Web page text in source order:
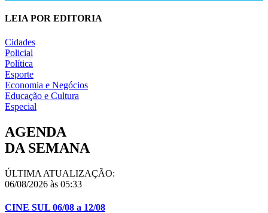
LEIA POR EDITORIA
Cidades
Policial
Política
Esporte
Economia e Negócios
Educação e Cultura
Especial
AGENDA
DA SEMANA
ÚLTIMA ATUALIZAÇÃO:
06/08/2026 às 05:33
CINE SUL 06/08 a 12/08